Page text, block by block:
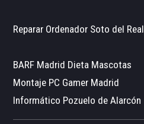
Reparar Ordenador Soto del Real
BARF Madrid Dieta Mascotas
Montaje PC Gamer Madrid
Informático Pozuelo de Alarcón